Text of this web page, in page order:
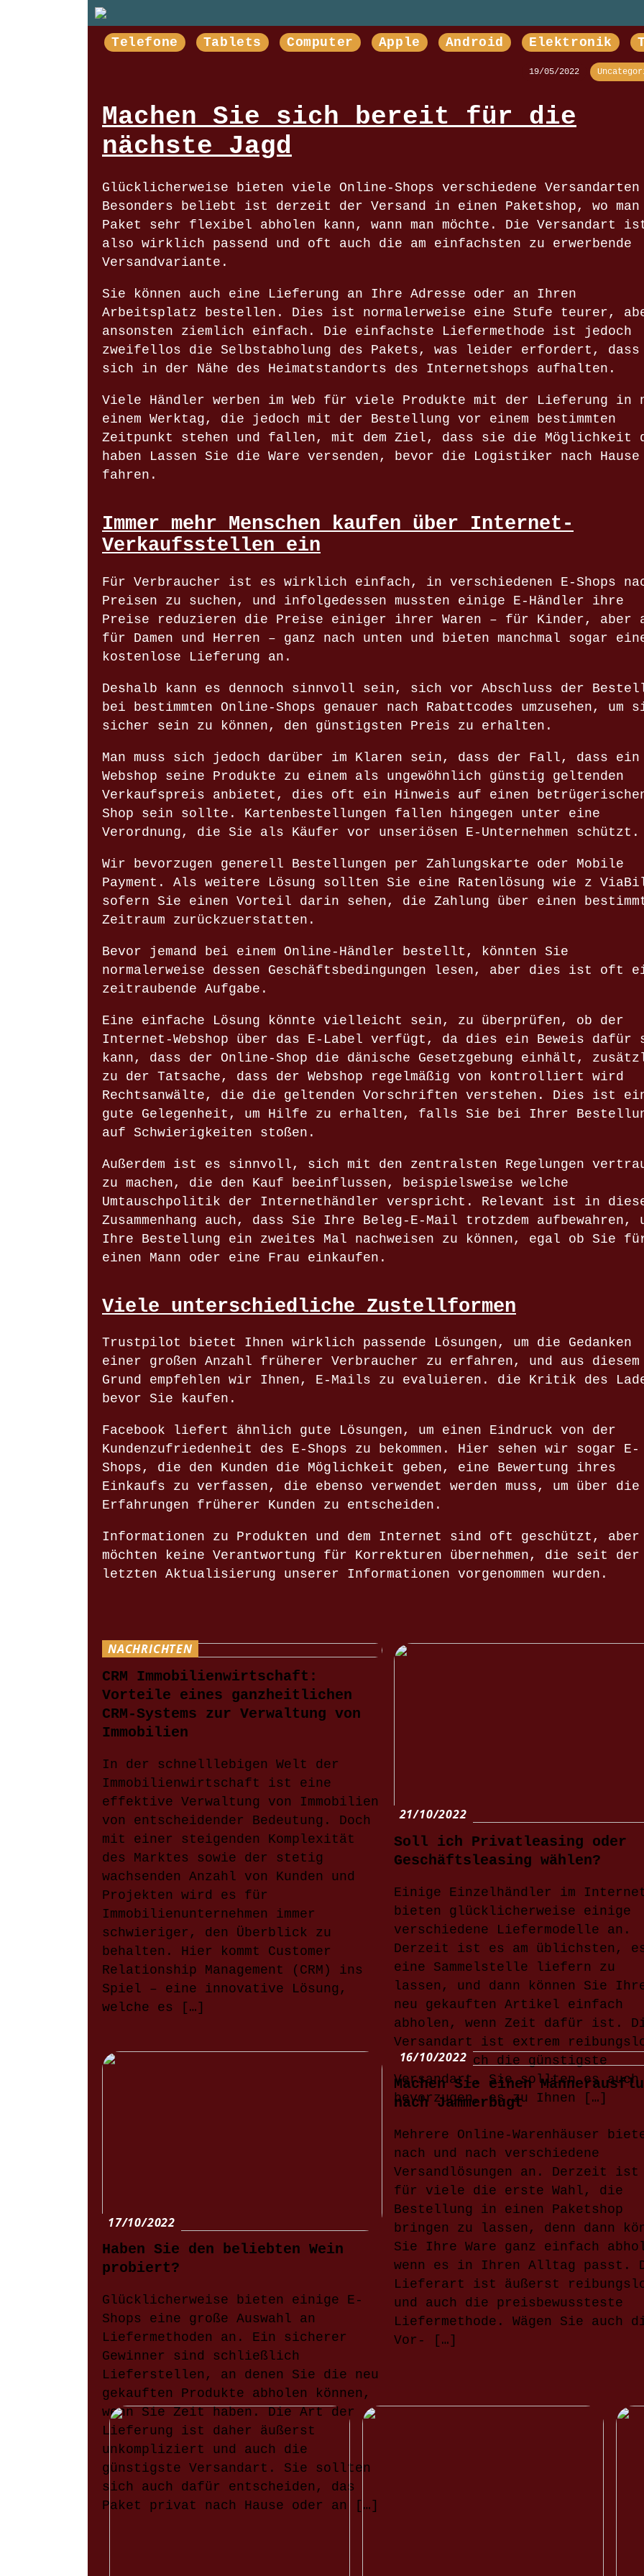
Telefone Tablets Computer Apple Android Elektronik
19/05/2022
Machen Sie sich bereit für die
nächste Jagd
Glücklicherweise bieten viele Online-Shops verschiedene
Besonders beliebt ist derzeit der Versand in einen Paketshop, wo man
Paket sehr flexibel abholen kann, wann man möchte. Die Versandart
also wirklich passend und oft auch die am einfachsten zu erwerbende
Versandvariante.
Sie können auch eine Lieferung an Ihre Adresse oder an Ihren
Arbeitsplatz bestellen. Dies ist normalerweise eine Stufe teurer,
ansonsten ziemlich einfach. Die einfachste Liefermethode ist jedoch
zweifellos die Selbstabholung des Pakets, was leider erfordert, dass
sich in der Nähe des Heimatstandorts des Internetshops aufhalten.
Viele Händler werben im Web für viele Produkte mit der Lieferung in
einem Werktag, die jedoch mit der Bestellung vor einem bestimmten
Zeitpunkt stehen und fallen, mit dem Ziel, dass sie die Möglichkeit
haben Lassen Sie die Ware versenden, bevor die Logistiker nach Hause
fahren.
Immer mehr Menschen kaufen über Internet-
Verkaufsstellen ein
Für Verbraucher ist es wirklich einfach, in verschiedenen E-Shops
Preisen zu suchen, und infolgedessen mussten einige E-Händler ihre
Preise reduzieren die Preise einiger ihrer Waren – für Kinder, aber
für Damen und Herren – ganz nach unten und bieten manchmal sogar
kostenlose Lieferung an.
Deshalb kann es dennoch sinnvoll sein, sich vor Abschluss der
bei bestimmten Online-Shops genauer nach Rabattcodes umzusehen, um
sicher sein zu können, den günstigsten Preis zu erhalten.
Man muss sich jedoch darüber im Klaren sein, dass der Fall, dass ein
Webshop seine Produkte zu einem als ungewöhnlich günstig geltenden
Verkaufspreis anbietet, dies oft ein Hinweis auf einen
Shop sein sollte. Kartenbestellungen fallen hingegen unter eine
Verordnung, die Sie als Käufer vor unseriösen E-Unternehmen schützt.
Wir bevorzugen generell Bestellungen per Zahlungskarte oder Mobile
Payment. Als weitere Lösung sollten Sie eine Ratenlösung wie z
sofern Sie einen Vorteil darin sehen, die Zahlung über einen
Zeitraum zurückzuerstatten.
Bevor jemand bei einem Online-Händler bestellt, könnten Sie
normalerweise dessen Geschäftsbedingungen lesen, aber dies ist oft
zeitraubende Aufgabe.
Eine einfache Lösung könnte vielleicht sein, zu überprüfen, ob der
Internet-Webshop über das E-Label verfügt, da dies ein Beweis dafür
kann, dass der Online-Shop die dänische Gesetzgebung einhält,
zu der Tatsache, dass der Webshop regelmäßig von kontrolliert wird
Rechtsanwälte, die die geltenden Vorschriften verstehen. Dies ist
gute Gelegenheit, um Hilfe zu erhalten, falls Sie bei Ihrer
auf Schwierigkeiten stoßen.
Außerdem ist es sinnvoll, sich mit den zentralsten Regelungen
zu machen, die den Kauf beeinflussen, beispielsweise welche
Umtauschpolitik der Internethändler verspricht. Relevant ist in
Zusammenhang auch, dass Sie Ihre Beleg-E-Mail trotzdem aufbewahren,
Ihre Bestellung ein zweites Mal nachweisen zu können, egal ob Sie
einen Mann oder eine Frau einkaufen.
Viele unterschiedliche Zustellformen
Trustpilot bietet Ihnen wirklich passende Lösungen, um die Gedanken
einer großen Anzahl früherer Verbraucher zu erfahren, und aus diesem
Grund empfehlen wir Ihnen, E-Mails zu evaluieren. die Kritik des
bevor Sie kaufen.
Facebook liefert ähnlich gute Lösungen, um einen Eindruck von der
Kundenzufriedenheit des E-Shops zu bekommen. Hier sehen wir sogar E-
Shops, die den Kunden die Möglichkeit geben, eine Bewertung ihres
Einkaufs zu verfassen, die ebenso verwendet werden muss, um über die
Erfahrungen früherer Kunden zu entscheiden.
Informationen zu Produkten und dem Internet sind oft geschützt,
möchten keine Verantwortung für Korrekturen übernehmen, die seit der
letzten Aktualisierung unserer Informationen vorgenommen wurden.
NACHRICHTEN
CRM Immobilienwirtschaft:
Vorteile eines ganzheitlichen
CRM-Systems zur Verwaltung von
Immobilien
In der schnelllebigen Welt der
Immobilienwirtschaft ist eine
effektive Verwaltung von Immobilien
von entscheidender Bedeutung. Doch
mit einer steigenden Komplexität
des Marktes sowie der stetig
wachsenden Anzahl von Kunden und
Projekten wird es für
Immobilienunternehmen immer
schwieriger, den Überblick zu
behalten. Hier kommt Customer
Relationship Management (CRM) ins
Spiel – eine innovative Lösung,
welche es […]
21/10/2022
Soll ich Privatleasing oder
Geschäftsleasing wählen?
Einige Einzelhändler im
bieten glücklicherweise einige
verschiedene Liefermodelle an.
Derzeit ist es am üblichsten,
eine Sammelstelle liefern zu
lassen, und dann können Sie
neu gekauften Artikel einfach
abholen, wenn Zeit dafür ist.
Versandart ist extrem
und oft auch die günstigste
Versandart. Sie sollten es auch
bevorzugen, es zu Ihnen […]
17/10/2022
Haben Sie den beliebten Wein
probiert?
Glücklicherweise bieten einige E-
Shops eine große Auswahl an
Liefermethoden an. Ein sicherer
Gewinner sind schließlich
Lieferstellen, an denen Sie die neu
gekauften Produkte abholen können,
wenn Sie Zeit haben. Die Art der
Lieferung ist daher äußerst
unkompliziert und auch die
günstigste Versandart. Sie sollten
sich auch dafür entscheiden, das
Paket privat nach Hause oder an […]
16/10/2022
Machen Sie einen
nach Jammerbugt
Mehrere Online-Warenhäuser
nach und nach verschiedene
Versandlösungen an. Derzeit ist
für viele die erste Wahl, die
Bestellung in einen Paketshop
bringen zu lassen, denn dann
Sie Ihre Ware ganz einfach
wenn es in Ihren Alltag passt.
Lieferart ist äußerst
und auch die preisbewussteste
Liefermethode. Wägen Sie auch
Vor- […]